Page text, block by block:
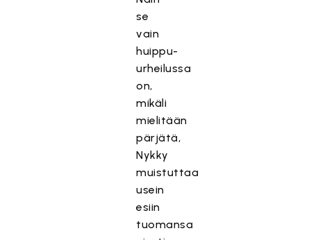
se
vain
huippu-
urheilussa
on,
mikäli
mielitään
pärjätä,
Nykky
muistuttaa
usein
esiin
tuomansa